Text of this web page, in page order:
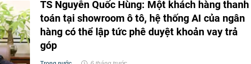
TS Nguyễn Quốc Hùng: Một khách hàng thanh
toán tại showroom ô tô, hệ thống AI của ngân
hàng có thể lập tức phê duyệt khoản vay trả
góp